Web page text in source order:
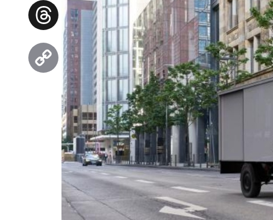
Facebook
Threads
Copy
Link